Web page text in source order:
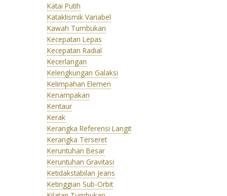
Katai Putih
Kataklismik Variabel
Kawah Tumbukan
Kecepatan Lepas
Kecepatan Radial
Kecerlangan
Kelengkungan Galaksi
Kelimpahan Elemen
Kenampakan
Kentaur
Kerak
Kerangka Referensi Langit
Kerangka Terseret
Keruntuhan Besar
Keruntuhan Gravitasi
Ketidakstabilan Jeans
Ketinggian Sub-Orbit